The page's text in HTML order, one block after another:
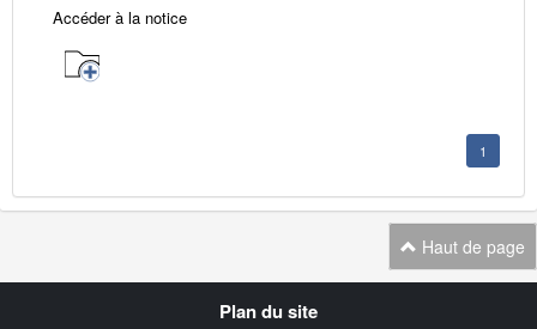
Accéder à la notice
1
Haut de page
Plan du site